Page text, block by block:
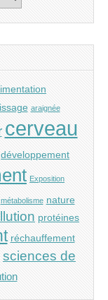
araignée
cerveau
développement
Exposition
métabolisme nature
protéines
réchauffement
sciences de